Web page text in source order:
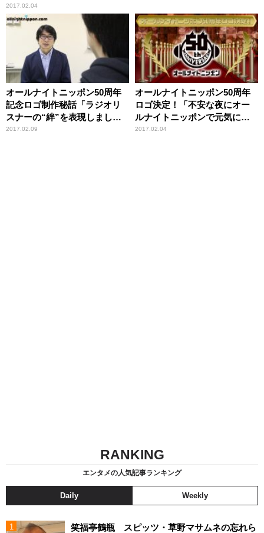
登場！50周年「ALL LIVE
NIPPON」に12000人が熱狂
2017.02.04
オールナイトニッポン50周年
記念ロゴ制作秘話「ラジオリ
スナーの“絆”を表現しまし
た」
2017.02.09
オールナイトニッポン50周年
ロゴ決定！「不安な夜にオー
ルナイトニッポンで元気にな
れた」
2017.02.04
RANKING
エンタメの人気記事ランキング
Daily Weekly
笑福亭鶴瓶 スピッツ・草野マサムネの忘れら